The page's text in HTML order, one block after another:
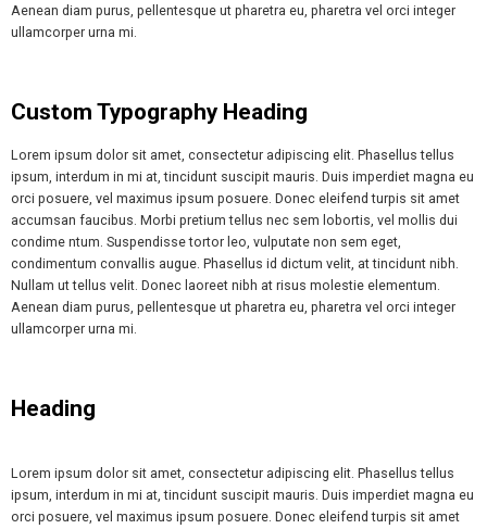
Aenean diam purus, pellentesque ut pharetra eu, pharetra vel orci integer
ullamcorper urna mi.
Custom Typography Heading
Lorem ipsum dolor sit amet, consectetur adipiscing elit. Phasellus tellus
ipsum, interdum in mi at, tincidunt suscipit mauris. Duis imperdiet magna eu
orci posuere, vel maximus ipsum posuere. Donec eleifend turpis sit amet
accumsan faucibus. Morbi pretium tellus nec sem lobortis, vel mollis dui
condime ntum. Suspendisse tortor leo, vulputate non sem eget,
condimentum convallis augue. Phasellus id dictum velit, at tincidunt nibh.
Nullam ut tellus velit. Donec laoreet nibh at risus molestie elementum.
Aenean diam purus, pellentesque ut pharetra eu, pharetra vel orci integer
ullamcorper urna mi.
Heading
Lorem ipsum dolor sit amet, consectetur adipiscing elit. Phasellus tellus
ipsum, interdum in mi at, tincidunt suscipit mauris. Duis imperdiet magna eu
orci posuere, vel maximus ipsum posuere. Donec eleifend turpis sit amet